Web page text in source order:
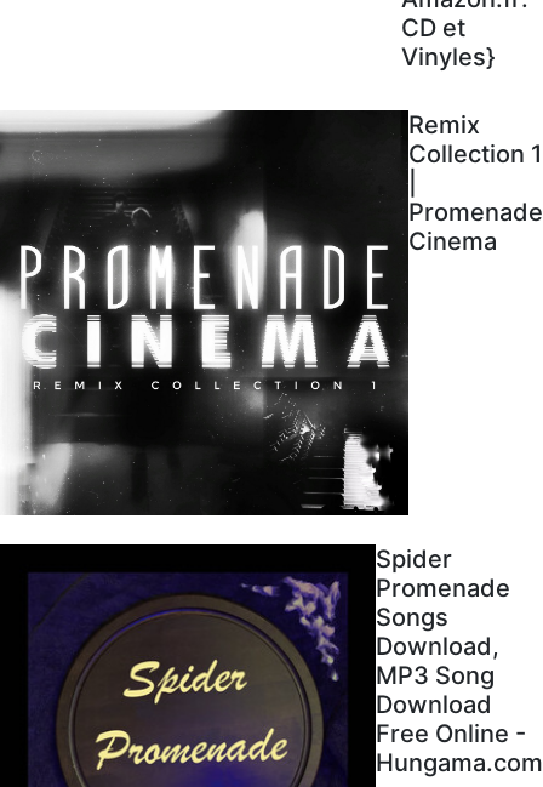
CD et
Vinyles}
Remix
Collection 1
Promenade
Cinema
Spider
Promenade
Songs
Download,
MP3 Song
Download
Free Online -
Hungama.com